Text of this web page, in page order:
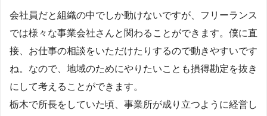
会社員だと組織の中でしか動けないですが、フリーランス
では様々な事業会社さんと関わることができます。僕に直
接、お仕事の相談をいただけたりするので動きやすいです
ね。なので、地域のためにやりたいことも損得勘定を抜き
にして考えることができます。
栃木で所長をしていた頃、事業所が成り立つように経営し